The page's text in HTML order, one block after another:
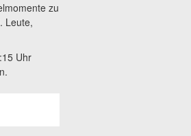
zu
Leute,
Uhr